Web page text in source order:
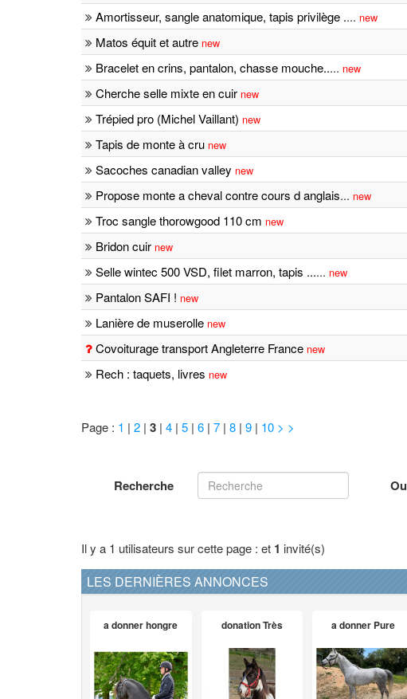
Amortisseur, sangle anatomique, tapis privilège .... new
Matos équit et autre new
Bracelet en crins, pantalon, chasse mouche..... new
Cherche selle mixte en cuir new
Trépied pro (Michel Vaillant) new
Tapis de monte à cru new
Sacoches canadian valley new
Propose monte a cheval contre cours d anglais... new
Troc sangle thorowgood 110 cm new
Bridon cuir new
Selle wintec 500 VSD, filet marron, tapis ...... new
Pantalon SAFI ! new
Lanière de muserolle new
Covoiturage transport Angleterre France new
Rech : taquets, livres new
Page : 1 | 2 | 3 | 4 | 5 | 6 | 7 | 8 | 9 | 10 > >
Recherche Ou
Il y a 1 utilisateurs sur cette page : et 1 invité(s)
LES DERNIÈRES ANNONCES
a donner hongre donation Très a donner Pure